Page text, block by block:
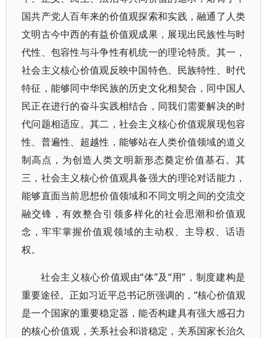
国共产党人百年来的价值观探索和实践，融通了人类
文明古今中西的有益价值观成果，展现出民族性与时
代性、包容性与斗争性有机统一的理论特质。其一，
社会主义核心价值观反映中国特色、民族特性、时代
特征，能够同中华民族的历史文化相契合，同中国人
民正在进行的奋斗实践相结合，同我们需要解决的时
代问题相适应。其二，社会主义核心价值观展现包容
性、普遍性、超越性，能够站在人类价值领域的道义
制高点，为创造人类文明新形态奠定价值基石。其
三，社会主义核心价值观具备强大的理论对话能力，
能够直面当前思想价值领域和不同文明之间的交流交
融交锋，有效整合引领多样化的社会思潮和价值观
念，牢牢掌握价值观领域的主动权、主导权、话语
权。
社会主义核心价值观由“体”及“用”，制度建构是
重要途径。正如习近平总书记所强调的，“核心价值观
是一个国家的重要稳定器，能否构建具有强大感召力
的核心价值观，关系社会和谐稳定，关系国家长治久